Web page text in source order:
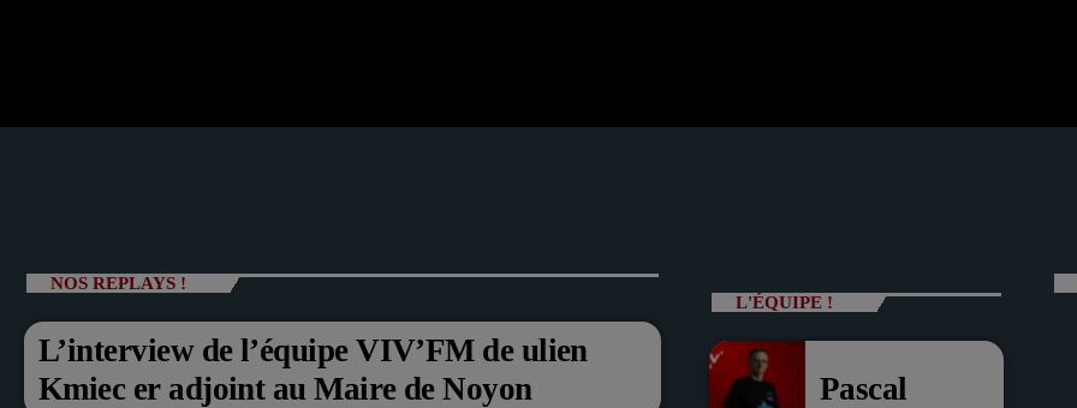
NOS REPLAYS !
L’interview de l’équipe VIV’FM de ulien
Kmiec er adjoint au Maire de Noyon
L'ÉQUIPE !
Pascal